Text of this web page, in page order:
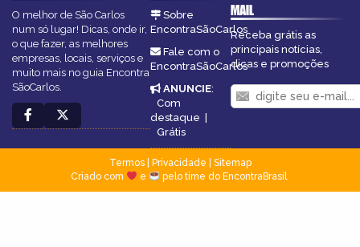
O melhor de São Carlos
num só lugar! Dicas, onde ir,
o que fazer, as melhores
empresas, locais, serviços e
muito mais no guia Encontra
SãoCarlos.
Sobre
EncontraSãoCarlos
Fale com o
EncontraSãoCarlos
ANUNCIE:
Com
destaque |
Grátis
MAIL
Receba grátis as
principais notícias,
dicas e promoções
Termos| Privacidade
Sitemap
Criado com
e pelo time do EncontraBrasil